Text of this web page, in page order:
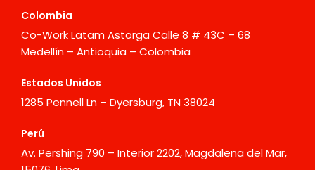
Colombia
Co-Work Latam Astorga Calle 8 # 43C – 68
Medellín – Antioquia – Colombia
Estados Unidos
1285 Pennell Ln – Dyersburg, TN 38024
Perú
Av. Pershing 790 – Interior 2202, Magdalena del Mar,